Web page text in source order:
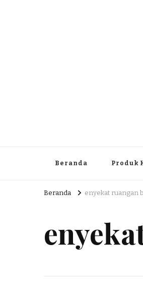
Beranda Produk
Beranda enyekat ruangan